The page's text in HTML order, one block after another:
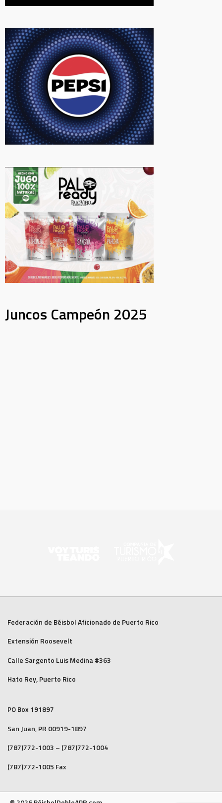
Juncos Campeón 2025
Federación de Béisbol Aficionado de Puerto Rico
Extensión Roosevelt
Calle Sargento Luis Medina #363
Hato Rey, Puerto Rico
PO Box 191897
San Juan, PR 00919-1897
(787)772-1003 – (787)772-1004
(787)772-1005 Fax